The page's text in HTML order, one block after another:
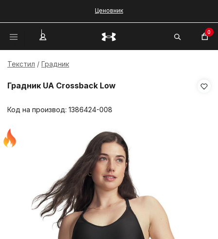
Ценовник
0
Текстил Градник
Градник UA Crossback Low
Код на производ: 1386424-008